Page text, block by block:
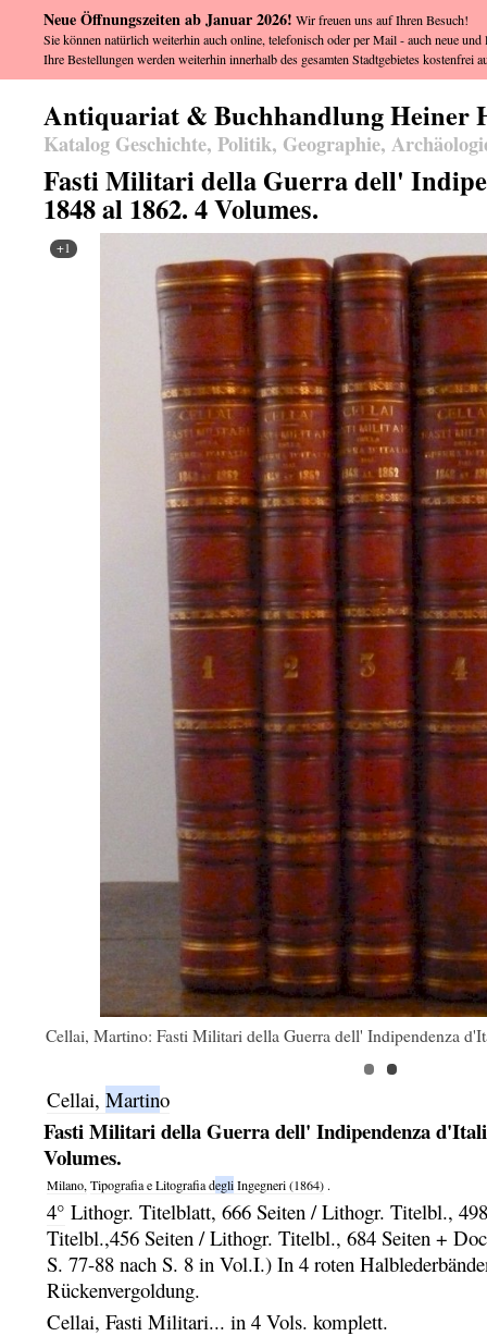
Antiquariat & Buchhandlung Heiner
Katalog Geschichte, Politik, Geographie,
Fasti Militari della Guerra dell'
1848 al 1862. 4 Volumes.
+1
Cellai, Martino: Fasti Militari della Guerra dell' Indipendenza
Cellai, Martino
Fasti Militari della Guerra dell' Indipendenza
Volumes.
Milano, Tipografia e Litografia degliIngegneri(1864) .
4° Lithogr. Titelblatt, 666 Seiten / Lithogr. Titelbl.,
Titelbl.,456 Seiten / Lithogr. Titelbl., 684 Seiten +
S. 77-88 nach S. 8 in Vol.I.) In 4 roten
Rückenvergoldung.
Cellai, Fasti Militari... in 4 Vols. komplett.
Neue Öffnungszeiten ab Januar 2026! Wir freuen uns auf Ihren Besuch!
Sie können natürlich weiterhin auch online, telefonisch oder per Mail - auch neue
Ihre Bestellungen werden weiterhin innerhalb des gesamten Stadtgebietes kostenfrei